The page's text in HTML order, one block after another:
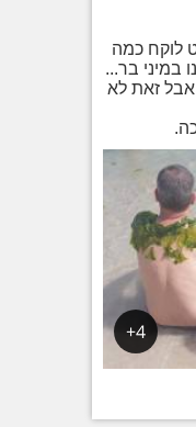
לוקח כמה
במיני בר...
אבל זאת לא
4+